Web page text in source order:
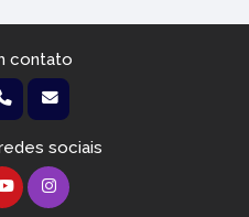
contato
sociais